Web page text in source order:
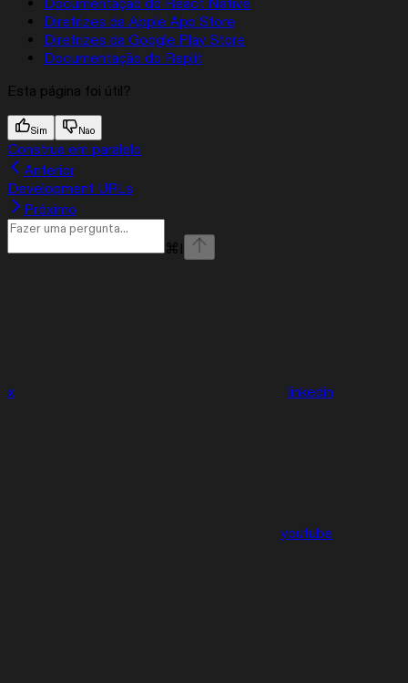
Documentação do React Native
Diretrizes da Apple App Store
Diretrizes da Google Play Store
Documentação do Replit
Esta página foi útil?
Sim Nao
Construa em paralelo
Anterior
Development URLs
Próximo
⌘ I
x linkedin
youtube